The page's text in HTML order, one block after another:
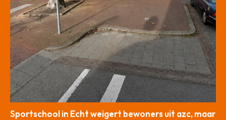
Sportschool in Echt weigert bewoners uit azc, maar